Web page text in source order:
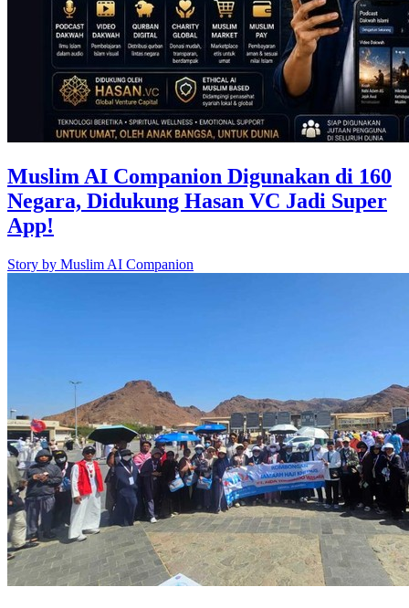
Muslim AI Companion Digunakan di 160
Negara, Didukung Hasan VC Jadi Super
App!
Story by Muslim AI Companion